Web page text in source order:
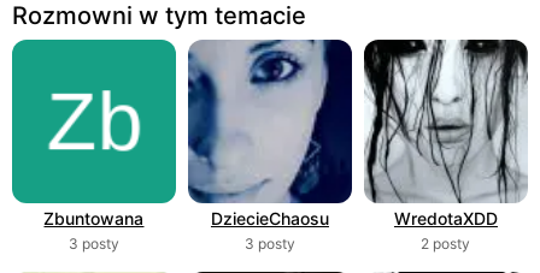
Rozmowni w tym temacie
Zbuntowana
3 posty
DziecieChaosu
3 posty
WredotaXDD
2 posty